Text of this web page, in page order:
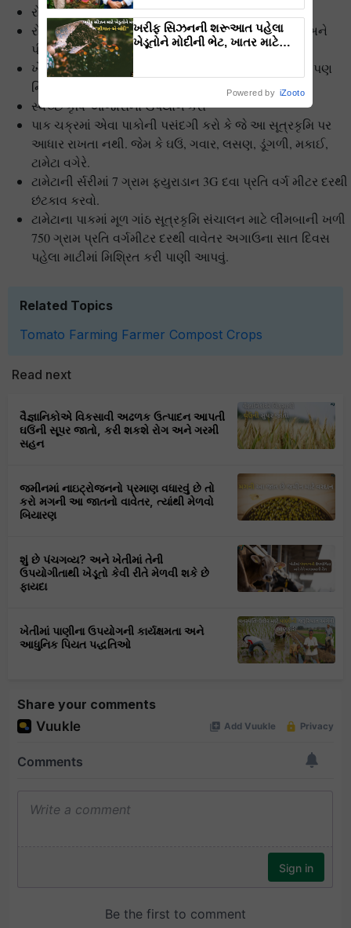
રોગગ્રસ્ત છોડના મૂળથી ઉખાડી નાશ કરવો
રોગ પ્રતિરોધી જાતોની પસંદગી કરવી, જે હિસાર લલિત અને
પી.એન.આર-7
ખેતરને નિંદણ રહિત રાખો કારણ કે તે સૂત્રકૃમિ નિંદણ પર પણ
નિર્ભર રહે છે.
સ્વચ્છ કૃષિ ઓજારોનો ઉપયોગ કરો
પાક ચક્રમાં એવા પાકોની પસંદગી કરો કે જે આ સૂત્રકૃમિ પર
આધાર રાખતા નથી. જેમ કે ઘઉં, ગવાર, લસણ, ડૂંગળી, મકાઈ,
ટામેટા વગેરે.
ટામેટાની ર્સરીમાં 7 ગ્રામ ફ્યુરાડાન 3G દવા પ્રતિ વર્ગ મીટર દરથી
છંટકાવ કરવો.
ટામેટાના પાકમાં મૂળ ગાંઠ સૂત્રકૃમિ સંચાલન માટે લીંમબાની ખળી
750 ગ્રામ પ્રતિ વર્ગમીટર દરથી વાવેતર અગાઉના સાત દિવસ
પહેલા માટીમાં મિશ્રિત કરી પાણી આપવું.
Related Topics
Tomato Farming Farmer Compost Crops
Read next
વૈજ્ઞાનિકોએ વિકસાવી અઢળક ઉત્પાદન આપતી
ઘઉંની સૂપર જાતો, કરી શકશે રોગ અને ગરમી
સહન
જમીનમાં નાઇટ્રોજનનો પ્રમાણ વધારવું છે તો
કરો મગની આ જાતનો વાવેતર, ત્યાંથી મેળવો
બિયારણ
શું છે પંચગવ્ય? અને ખેતીમાં તેની
ઉપયોગીતાથી ખેડૂતો કેવી રીતે મેળવી શકે છે
ફાયદા
ખેતીમાં પાણીના ઉપયોગની કાર્યક્ષમતા અને
આધુનિક પિયત પદ્ધતિઓ
Share your comments
ખરીફ સિઝનની શરૂઆત પહેલા
ખેડૂતોને મોદીની ભેટ, ખાતર માટે
Powered by iZooto